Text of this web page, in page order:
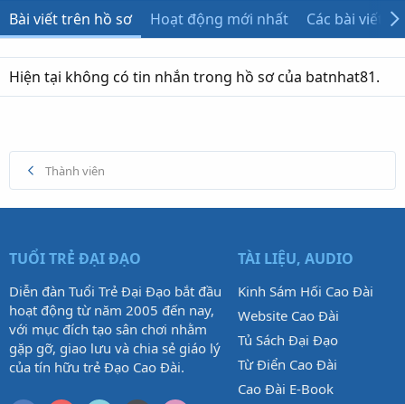
Bài viết trên hồ sơ Hoạt động mới nhất Các bài viết
Hiện tại không có tin nhắn trong hồ sơ của batnhat81.
Thành viên
TUỔI TRẺ ĐẠI ĐẠO
Diễn đàn Tuổi Trẻ Đại Đạo bắt đầu
hoạt động từ năm 2005 đến nay,
với mục đích tạo sân chơi nhằm
gặp gỡ, giao lưu và chia sẻ giáo lý
của tín hữu trẻ Đạo Cao Đài.
TÀI LIỆU, AUDIO
Kinh Sám Hối Cao Đài
Website Cao Đài
Tủ Sách Đại Đạo
Từ Điển Cao Đài
Cao Đài E-Book